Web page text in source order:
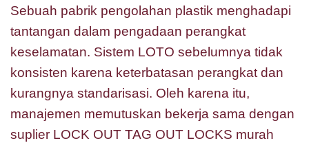
Sebuah pabrik pengolahan plastik menghadapi
tantangan dalam pengadaan perangkat
keselamatan. Sistem LOTO sebelumnya tidak
konsisten karena keterbatasan perangkat dan
kurangnya standarisasi. Oleh karena itu,
manajemen memutuskan bekerja sama dengan
suplier LOCK OUT TAG OUT LOCKS murah